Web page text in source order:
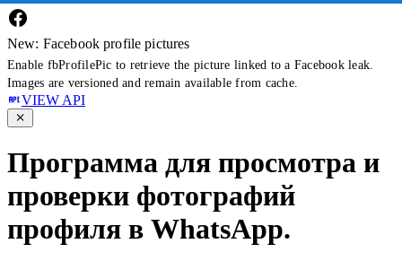
New: Facebook profile pictures
Enable fbProfilePic to retrieve the picture linked to a Facebook leak.
Images are versioned and remain available from cache.
VIEW API
Программа для просмотра и
проверки фотографий
профиля в WhatsApp.